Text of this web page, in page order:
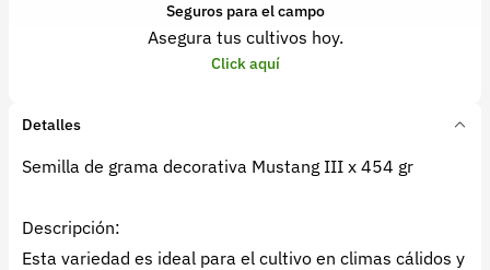
Seguros para el campo
Asegura tus cultivos hoy.
Click aquí
Detalles
Semilla de grama decorativa Mustang III x 454 gr
Descripción:
Esta variedad es ideal para el cultivo en climas cálidos y